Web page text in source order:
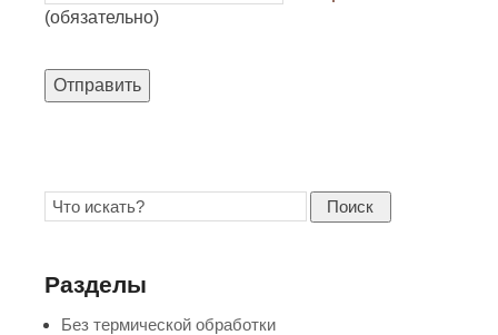
(обязательно)
Отправить
Поиск
Разделы
Без термической обработки